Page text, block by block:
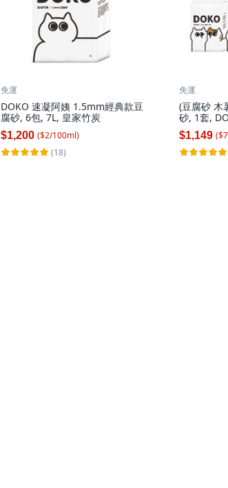
免運
DOKO 速凝阿姨 1.5mm經典款豆
腐砂, 6包, 7L, 皇家竹炭
$1,200 ($2/100ml)
(18)
免運
(豆腐砂 木
砂, 1套,
豆薯砂_6
$1,149 ($7